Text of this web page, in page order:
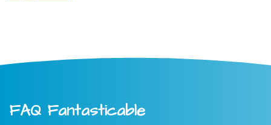
FAQ Fantasticable